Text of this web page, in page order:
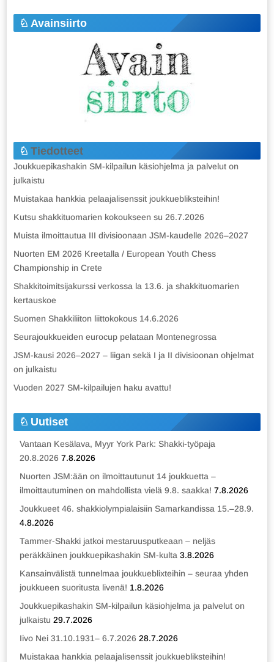
Avainsiirto
Tiedotteet
Joukkuepikashakin SM-kilpailun käsiohjelma ja palvelut on
julkaistu
Muistakaa hankkia pelaajalisenssit joukkuebliksteihin!
Kutsu shakkituomarien kokoukseen su 26.7.2026
Muista ilmoittautua III divisioonaan JSM-kaudelle 2026–2027
Nuorten EM 2026 Kreetalla / European Youth Chess
Championship in Crete
Shakkitoimitsijakurssi verkossa la 13.6. ja shakkituomarien
kertauskoe
Suomen Shakkiliiton liittokokous 14.6.2026
Seurajoukkueiden eurocup pelataan Montenegrossa
JSM-kausi 2026–2027 – liigan sekä I ja II divisioonan ohjelmat
on julkaistu
Vuoden 2027 SM-kilpailujen haku avattu!
Uutiset
Vantaan Kesälava, Myyr York Park: Shakki-työpaja
20.8.2026 7.8.2026
Nuorten JSM:ään on ilmoittautunut 14 joukkuetta –
ilmoittautuminen on mahdollista vielä 9.8. saakka! 7.8.2026
Joukkueet 46. shakkiolympialaisiin Samarkandissa 15.–28.9.
4.8.2026
Tammer-Shakki jatkoi mestaruusputkeaan – neljäs
peräkkäinen joukkuepikashakin SM-kulta 3.8.2026
Kansainvälistä tunnelmaa joukkueblixteihin – seuraa yhden
joukkueen suoritusta livenä! 1.8.2026
Joukkuepikashakin SM-kilpailun käsiohjelma ja palvelut on
julkaistu 29.7.2026
Iivo Nei 31.10.1931– 6.7.2026 28.7.2026
Muistakaa hankkia pelaajalisenssit joukkuebliksteihin!